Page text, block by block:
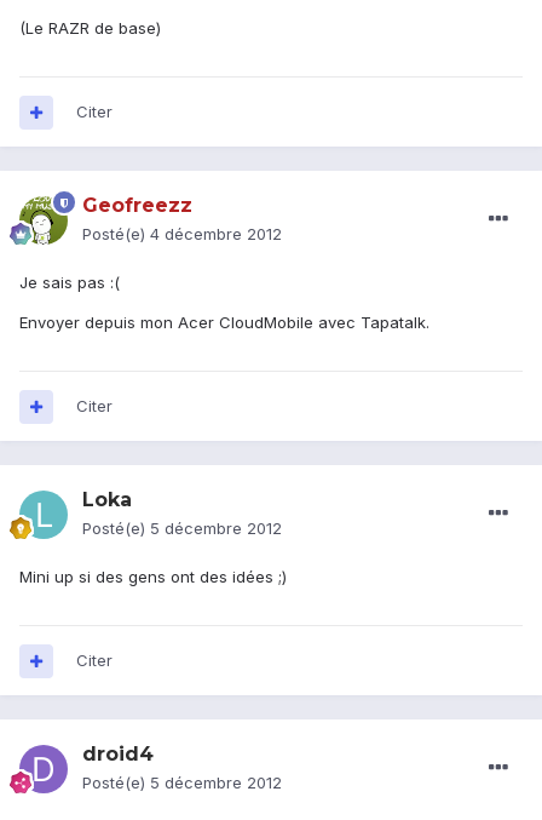
(Le RAZR de base)
Citer
Geofreezz
Posté(e) 4 décembre 2012
Je sais pas :(
Envoyer depuis mon Acer CloudMobile avec Tapatalk.
Citer
Loka
Posté(e) 5 décembre 2012
Mini up si des gens ont des idées ;)
Citer
droid4
Posté(e) 5 décembre 2012